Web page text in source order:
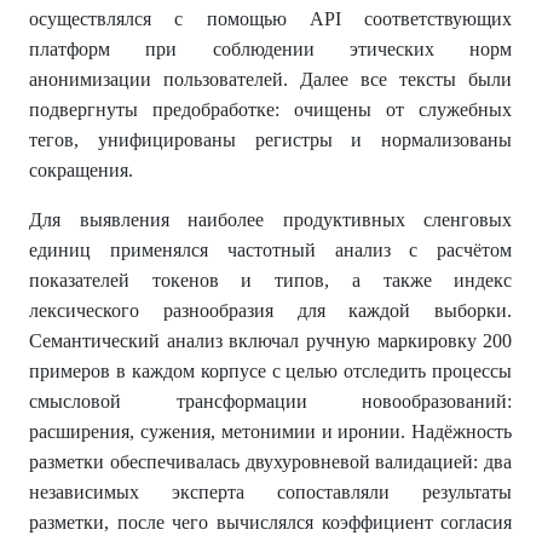
осуществлялся с помощью API соответствующих
платформ при соблюдении этических норм
анонимизации пользователей. Далее все тексты были
подвергнуты предобработке: очищены от служебных
тегов, унифицированы регистры и нормализованы
сокращения.
Для выявления наиболее продуктивных сленговых
единиц применялся частотный анализ с расчётом
показателей токенов и типов, а также индекс
лексического разнообразия для каждой выборки.
Семантический анализ включал ручную маркировку 200
примеров в каждом корпусе с целью отследить процессы
смысловой трансформации новообразований:
расширения, сужения, метонимии и иронии. Надёжность
разметки обеспечивалась двухуровневой валидацией: два
независимых эксперта сопоставляли результаты
разметки, после чего вычислялся коэффициент согласия